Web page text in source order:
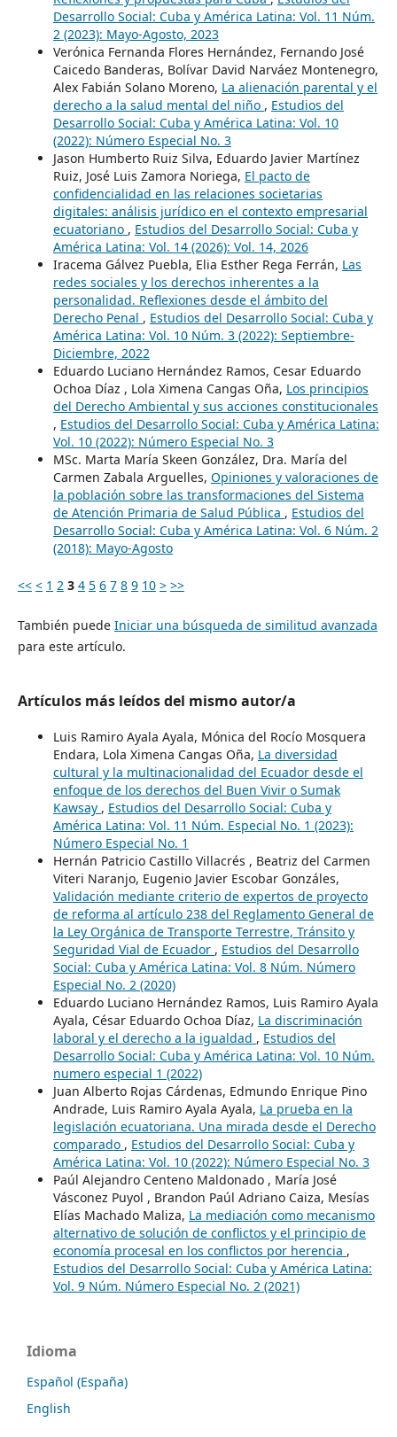
Desarrollo Social: Cuba y América Latina: Vol. 11 Núm.
2 (2023): Mayo-Agosto, 2023
Verónica Fernanda Flores Hernández, Fernando José
Caicedo Banderas, Bolívar David Narváez Montenegro,
Alex Fabián Solano Moreno, La alienación parental y el
derecho a la salud mental del niño , Estudios del
Desarrollo Social: Cuba y América Latina: Vol. 10
(2022): Número Especial No. 3
Jason Humberto Ruiz Silva, Eduardo Javier Martínez
Ruiz, José Luis Zamora Noriega, El pacto de
confidencialidad en las relaciones societarias
digitales: análisis jurídico en el contexto empresarial
ecuatoriano , Estudios del Desarrollo Social: Cuba y
América Latina: Vol. 14 (2026): Vol. 14, 2026
Iracema Gálvez Puebla, Elia Esther Rega Ferrán, Las
redes sociales y los derechos inherentes a la
personalidad. Reflexiones desde el ámbito del
Derecho Penal , Estudios del Desarrollo Social: Cuba y
América Latina: Vol. 10 Núm. 3 (2022): Septiembre-
Diciembre, 2022
Eduardo Luciano Hernández Ramos, Cesar Eduardo
Ochoa Díaz , Lola Ximena Cangas Oña, Los principios
del Derecho Ambiental y sus acciones constitucionales
, Estudios del Desarrollo Social: Cuba y América Latina:
Vol. 10 (2022): Número Especial No. 3
MSc. Marta María Skeen González, Dra. María del
Carmen Zabala Arguelles, Opiniones y valoraciones de
la población sobre las transformaciones del Sistema
de Atención Primaria de Salud Pública , Estudios del
Desarrollo Social: Cuba y América Latina: Vol. 6 Núm. 2
(2018): Mayo-Agosto
<< < 1 2 3 4 5 6 7 8 9 10 > >>
También puede Iniciar una búsqueda de similitud avanzada
para este artículo.
Artículos más leídos del mismo autor/a
Luis Ramiro Ayala Ayala, Mónica del Rocío Mosquera
Endara, Lola Ximena Cangas Oña, La diversidad
cultural y la multinacionalidad del Ecuador desde el
enfoque de los derechos del Buen Vivir o Sumak
Kawsay , Estudios del Desarrollo Social: Cuba y
América Latina: Vol. 11 Núm. Especial No. 1 (2023):
Número Especial No. 1
Hernán Patricio Castillo Villacrés , Beatriz del Carmen
Viteri Naranjo, Eugenio Javier Escobar Gonzáles,
Validación mediante criterio de expertos de proyecto
de reforma al artículo 238 del Reglamento General de
la Ley Orgánica de Transporte Terrestre, Tránsito y
Seguridad Vial de Ecuador , Estudios del Desarrollo
Social: Cuba y América Latina: Vol. 8 Núm. Número
Especial No. 2 (2020)
Eduardo Luciano Hernández Ramos, Luis Ramiro Ayala
Ayala, César Eduardo Ochoa Díaz, La discriminación
laboral y el derecho a la igualdad , Estudios del
Desarrollo Social: Cuba y América Latina: Vol. 10 Núm.
numero especial 1 (2022)
Juan Alberto Rojas Cárdenas, Edmundo Enrique Pino
Andrade, Luis Ramiro Ayala Ayala, La prueba en la
legislación ecuatoriana. Una mirada desde el Derecho
comparado , Estudios del Desarrollo Social: Cuba y
América Latina: Vol. 10 (2022): Número Especial No. 3
Paúl Alejandro Centeno Maldonado , María José
Vásconez Puyol , Brandon Paúl Adriano Caiza, Mesías
Elías Machado Maliza, La mediación como mecanismo
alternativo de solución de conflictos y el principio de
economía procesal en los conflictos por herencia ,
Estudios del Desarrollo Social: Cuba y América Latina:
Vol. 9 Núm. Número Especial No. 2 (2021)
Idioma
Español (España)
English